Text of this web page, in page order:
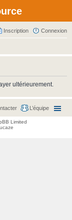
Connexion
Inscription
ultérieurement.
L’équipe
Limited